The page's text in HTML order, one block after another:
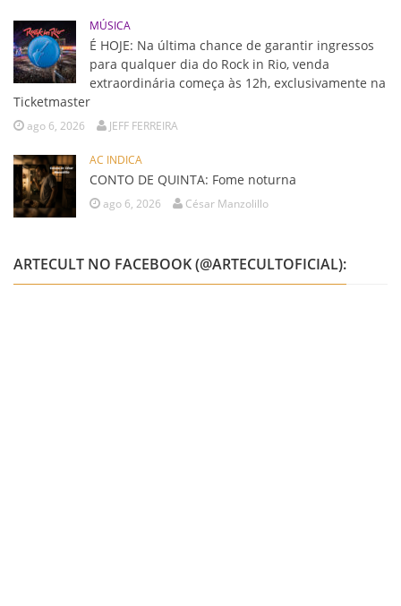
MÚSICA
É HOJE: Na última chance de garantir ingressos
para qualquer dia do Rock in Rio, venda
extraordinária começa às 12h, exclusivamente na
Ticketmaster
ago 6, 2026 JEFF FERREIRA
AC INDICA
CONTO DE QUINTA: Fome noturna
ago 6, 2026 César Manzolillo
ARTECULT NO FACEBOOK (@ARTECULTOFICIAL):